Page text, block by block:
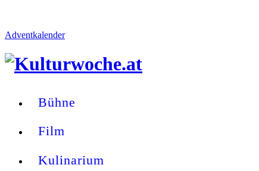
Adventkalender
Bühne
Film
Kulinarium